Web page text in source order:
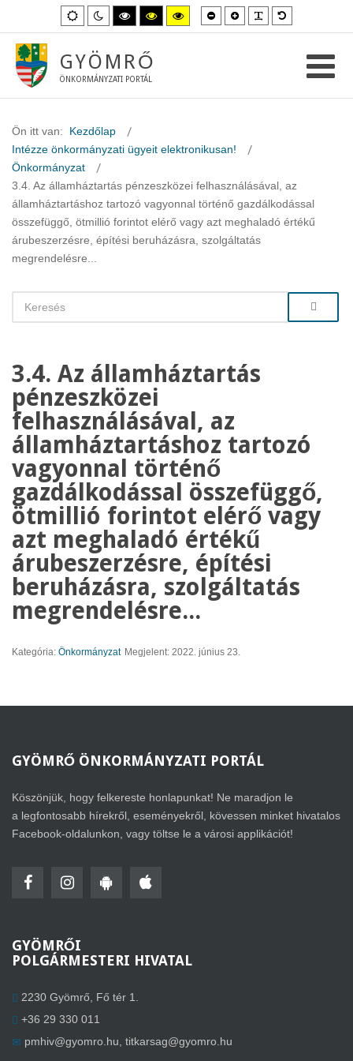
Alapértelmezett
mód
Éjszakai
mód
Magas
kontraszt
fekete-
mód.
Magas
kontraszt
fekete-
Magas
kontraszt
sárga-
Kisebb
betűméret
Nagyobb
betűméret
GYÖMRŐ
ÖNKORMÁNYZATI PORTÁL
Ön itt van: Kezdőlap
Intézze önkormányzati ügyeit elektronikusan!
Önkormányzat
3.4. Az államháztartás pénzeszközei felhasználásával, az
államháztartáshoz tartozó vagyonnal történő gazdálkodással
összefüggő, ötmillió forintot elérő vagy azt meghaladó értékű
árubeszerzésre, építési beruházásra, szolgáltatás
megrendelésre...
3.4. Az államháztartás
pénzeszközei
felhasználásával, az
államháztartáshoz tartozó
vagyonnal történő
gazdálkodással összefüggő,
ötmillió forintot elérő vagy
azt meghaladó értékű
árubeszerzésre, építési
beruházásra, szolgáltatás
megrendelésre...
Kategória: Önkormányzat Megjelent: 2022. június 23.
GYÖMRŐ ÖNKORMÁNYZATI PORTÁL
Köszönjük, hogy felkereste honlapunkat! Ne maradjon le
a legfontosabb hírekről, eseményekről, kövessen minket hivatalos
Facebook-oldalunkon, vagy töltse le a városi applikációt!
GYÖMRŐI
POLGÁRMESTERI HIVATAL
2230 Gyömrő, Fő tér 1.
+36 29 330 011
pmhiv@gyomro.hu titkarsag@gyomro.hu